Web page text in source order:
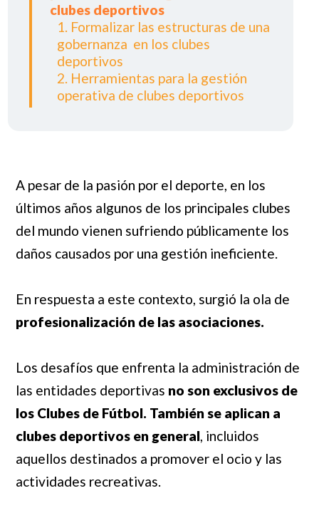
clubes deportivos
1. Formalizar las estructuras de una
gobernanza en los clubes
deportivos
2. Herramientas para la gestión
operativa de clubes deportivos
A pesar de la pasión por el deporte, en los
últimos años algunos de los principales clubes
del mundo vienen sufriendo públicamente los
daños causados ​​por una gestión ineficiente.
En respuesta a este contexto, surgió la ola de
profesionalización de las asociaciones.
Los desafíos que enfrenta la administración de
las entidades deportivas no son exclusivos de
los Clubes de Fútbol. También se aplican a
clubes deportivos en general, incluidos
aquellos destinados a promover el ocio y las
actividades recreativas.